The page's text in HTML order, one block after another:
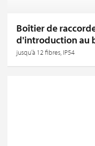
Boîtier de
d'introduction au
jusqu’à 12 fibres, IP54